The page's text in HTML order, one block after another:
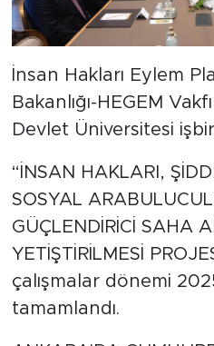
İnsan Hakları Eylem
Bakanlığı-HEGEM
Devlet Üniversitesi
“İNSAN HAKLARI,
SOSYAL
GÜÇLENDİRİCİ SAHA
YETİŞTİRİLMESİ
çalışmalar dönemi
tamamlandı.